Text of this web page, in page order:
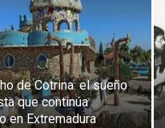
de Cotrina: el sueño
que continúa
en Extremadura